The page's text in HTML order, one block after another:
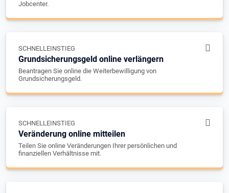
Jobcenter.
SCHNELLEINSTIEG
Grundsicherungsgeld online verlängern
Beantragen Sie online die Weiterbewilligung von
Grundsicherungsgeld.
SCHNELLEINSTIEG
Veränderung online mitteilen
Teilen Sie online Veränderungen Ihrer persönlichen und
finanziellen Verhältnisse mit.